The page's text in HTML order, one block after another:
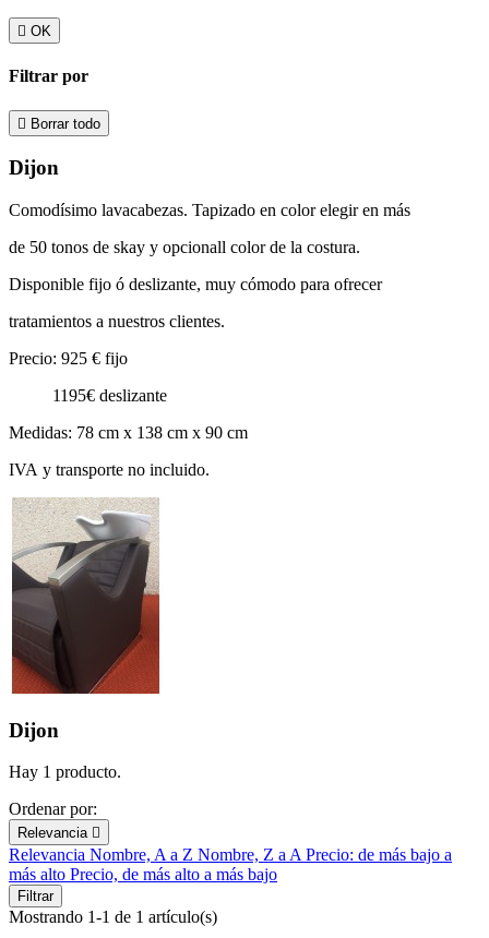
 OK
Filtrar por
 Borrar todo
Dijon
Comodísimo lavacabezas. Tapizado en color elegir en más
de 50 tonos de skay y opcionall color de la costura.
Disponible fijo ó deslizante, muy cómodo para ofrecer
tratamientos a nuestros clientes.
Precio: 925 € fijo
1195€ deslizante
Medidas: 78 cm x 138 cm x 90 cm
IVA y transporte no incluido.
Dijon
Hay 1 producto.
Ordenar por:
Relevancia 
Relevancia Nombre, A a Z Nombre, Z a APrecio: de más bajo a
más alto Precio, de más alto a más bajo
Filtrar
Mostrando 1-1 de 1 artículo(s)